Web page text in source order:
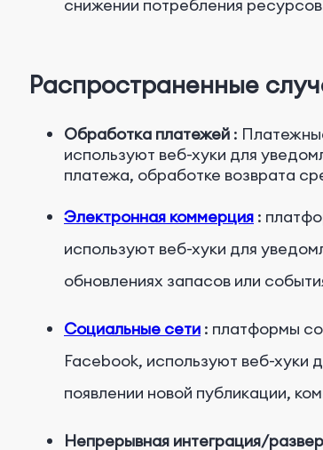
снижении потребления
Распространенные
Обработка платежей :
используют веб-хуки для
платежа, обработке возврата
Электронная коммерция :
используют веб-хуки для
обновлениях запасов или
Социальные сети : платформы
Facebook, используют веб-хуки
появлении новой публикации,
Непрерывная интеграция/